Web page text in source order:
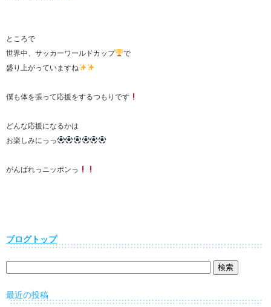
ところで
世界中、サッカーワールドカップ
で
盛り上がっていますね
僕も体を張って応援をするつもりです
どんな応援になるかは
お楽しみにっっ
がんばれっニッポンっ
ブログトップ
最近の投稿